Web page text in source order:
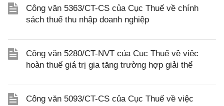
Công văn 5363/CT-CS của Cục Thuế về chính
sách thuế thu nhập doanh nghiệp
Công văn 5280/CT-NVT của Cục Thuế về việc
hoàn thuế giá trị gia tăng trường hợp giải thể
Công văn 5093/CT-CS của Cục Thuế về việc